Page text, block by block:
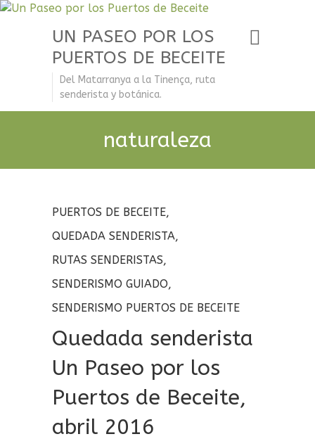
UN PASEO POR LOS
PUERTOS DE BECEITE
Del Matarranya a la Tinença, ruta
senderista y botánica.
naturaleza
PUERTOS DE BECEITE,
QUEDADA SENDERISTA,
RUTAS SENDERISTAS,
SENDERISMO GUIADO,
SENDERISMO PUERTOS DE BECEITE
Quedada senderista
Un Paseo por los
Puertos de Beceite,
abril 2016